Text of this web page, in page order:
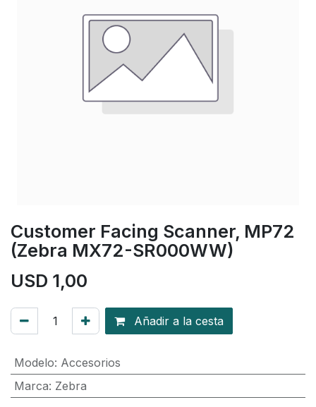
Customer Facing Scanner, MP72
(Zebra MX72-SR000WW)
USD 1,00
Añadir a la cesta
Modelo: Accesorios
Marca: Zebra